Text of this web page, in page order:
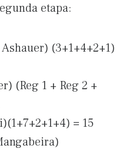
etapa:
(3+1+4+2+1)
(Reg 1 + Reg 2 +
= 15